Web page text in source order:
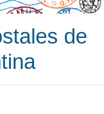
de